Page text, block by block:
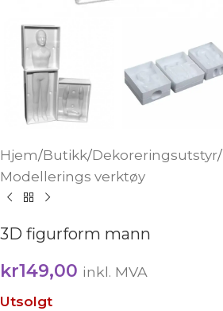
Hjem/Butikk/Dekoreringsutstyr/
Modellerings verktøy
3D figurform mann
kr149,00 inkl. MVA
Utsolgt